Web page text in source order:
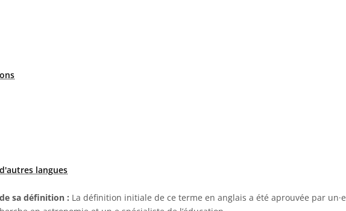
langues
sa définition : La définition initiale de ce terme en anglais a été aprouvée par un·e